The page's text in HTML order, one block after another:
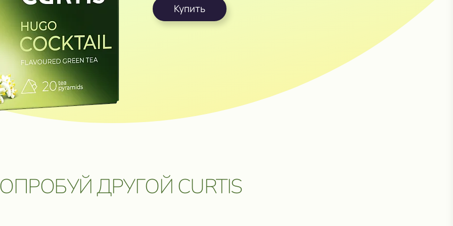
Купить
В ОНЛАЙН⁠-⁠МАГАЗИНЕ
ДРУГОЙ CURTIS
мая 2026. Подробнее:click.ru/3EJHAe
ОБРАТНАЯ СВЯЗЬ
Отправить сообщение
ОБРАТНАЯ СВЯЗЬ